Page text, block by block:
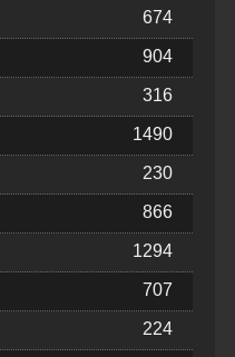
674
904
316
1490
230
866
1294
707
224